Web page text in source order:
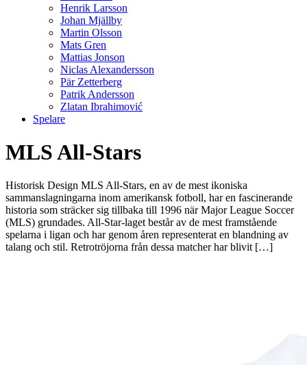
Henrik Larsson
Johan Mjällby
Martin Olsson
Mats Gren
Mattias Jonson
Niclas Alexandersson
Pär Zetterberg
Patrik Andersson
Zlatan Ibrahimović
Spelare
MLS All-Stars
Historisk Design MLS All-Stars, en av de mest ikoniska
sammanslagningarna inom amerikansk fotboll, har en fascinerande
historia som sträcker sig tillbaka till 1996 när Major League Soccer
(MLS) grundades. All-Star-laget består av de mest framstående
spelarna i ligan och har genom åren representerat en blandning av
talang och stil. Retrotröjorna från dessa matcher har blivit […]